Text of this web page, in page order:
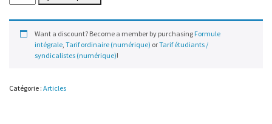
de
–
Want a discount? Become a member by purchasing Formule
intégrale, Tarif ordinaire (numérique) orTarif étudiants /
syndicalistes (numérique)!
Catégorie : Articles